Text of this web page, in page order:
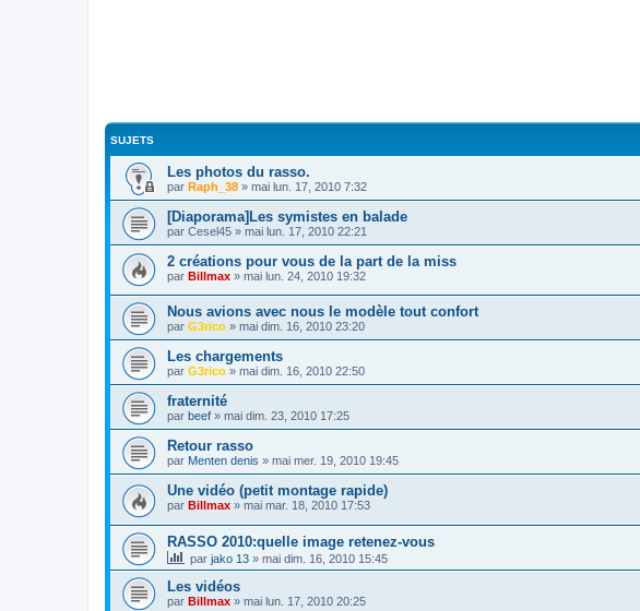
SUJETS
Les photos du rasso.
par Raph_38 » mai lun. 17, 2010 7:32
[Diaporama]Les symistes en balade
par Cesel45 » mai lun. 17, 2010 22:21
2 créations pour vous de la part de la miss
par Billmax » mai lun. 24, 2010 19:32
Nous avions avec nous le modèle tout confort
par G3rico » mai dim. 16, 2010 23:20
Les chargements
par G3rico » mai dim. 16, 2010 22:50
fraternité
par beef » mai dim. 23, 2010 17:25
Retour rasso
par Menten denis » mai mer. 19, 2010 19:45
Une vidéo (petit montage rapide)
par Billmax » mai mar. 18, 2010 17:53
RASSO 2010:quelle image retenez-vous
par jako 13 » mai dim. 16, 2010 15:45
Les vidéos
par Billmax » mai lun. 17, 2010 20:25